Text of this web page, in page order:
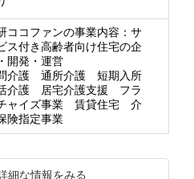
ココファンの事業内容：サ
ス付き高齢者向け住宅の企
開発・運営
介護 通所介護 短期入所
介護 居宅介護支援 フラ
ャイズ事業 賃貸住宅 介
険指定事業
細な情報をみる